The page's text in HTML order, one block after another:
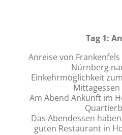
Tag 1:
Anreise von
Nürnberg
Einkehrmöglichkeit
Mittagessen
Am Abend Ankunft im
Das Abendessen
guten Restaurant in